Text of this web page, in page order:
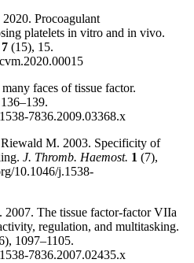
Procoagulant
platelets in vitro and in vivo.
7 (15), 15.
faces of tissue factor.
7836.2009.03368.x
M. 2003. Specificity of
J. Thromb. Haemost. 1 (7),
10.1046/j.1538-
The tissue factor-factor VIIa
regulation, and multitasking.
1097–1105.
7836.2007.02435.x